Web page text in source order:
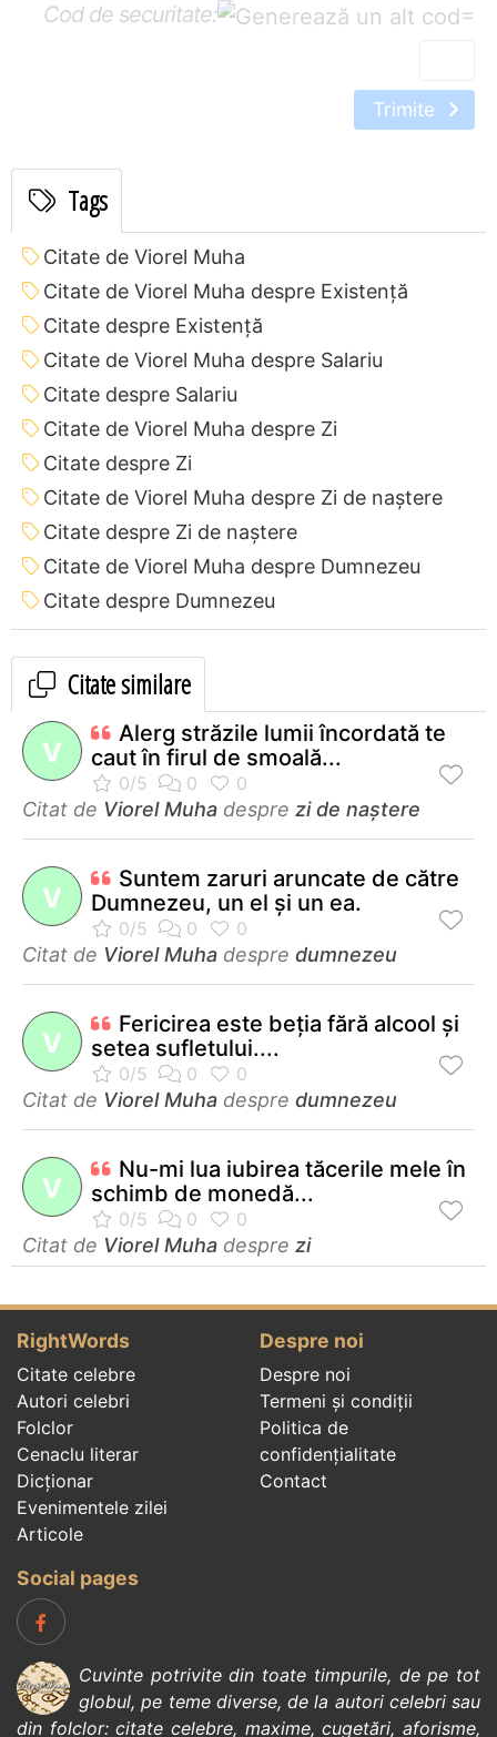
Cod de securitate: =
Trimite
Tags
Citate de Viorel Muha
Citate de Viorel Muha despre Existență
Citate despre Existență
Citate de Viorel Muha despre Salariu
Citate despre Salariu
Citate de Viorel Muha despre Zi
Citate despre Zi
Citate de Viorel Muha despre Zi de naștere
Citate despre Zi de naștere
Citate de Viorel Muha despre Dumnezeu
Citate despre Dumnezeu
Citate similare
V
Alerg străzile lumii încordată te
caut în firul de smoală...
Citat de Viorel Muha despre zi de naștere
V
Suntem zaruri aruncate de către
Dumnezeu, un el şi un ea.
Citat de Viorel Muha despre dumnezeu
V
Fericirea este beţia fără alcool şi
setea sufletului....
Citat de Viorel Muha despre dumnezeu
V
Nu-mi lua iubirea tăcerile mele în
schimb de monedă...
Citat de Viorel Muha despre zi
RightWords
Citate celebre
Autori celebri
Folclor
Cenaclu literar
Dicționar
Evenimentele zilei
Articole
Despre noi
Despre noi
Termeni și condiții
Politica de
confidenţialitate
Contact
Social pages
Cuvinte potrivite din toate timpurile, de pe tot
globul, pe teme diverse, de la autori celebrisau
din folclor:citate celebre, maxime,cugetări,aforisme,